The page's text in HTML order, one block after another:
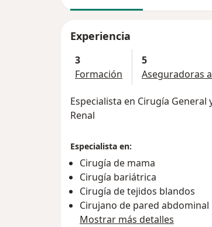
Experiencia
3
Formación
5
Aseguradoras
Especialista en Cirugía
Renal
Especialista en:
Cirugía de mama
Cirugía bariátrica
Cirugía de tejidos blandos
Cirujano de pared abdominal
Mostrar más detalles